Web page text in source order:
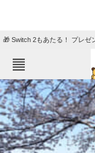
🎁 Switch 2もあたる！ プレゼ
ねとらぼメニュー
TOP
エンタメ
グルメ